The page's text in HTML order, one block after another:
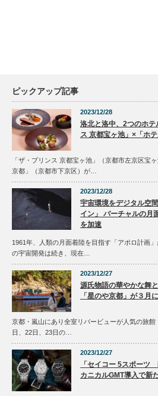
ピックアップ記事
2023/12/28
洛北と洛中、2つのホ
ス 京都宝ヶ池」×「ホ
「ザ・プリンス 京都宝ヶ池」（京都市左京区宝
京都」（京都市下京区）が…
2023/12/28
宇宙環境をデジタル空
イン」 バーチャルの月
を加速
1961年、人類の月面着陸を目指す「アポロ計画
の宇宙開発は続き、現在…
2023/12/27
源氏物語の華やかな舞
「星のや京都」が３月
京都・嵐山にあり全室リバービューが人気の旅館
日、22日、23日の…
2023/12/27
「セイコー 5スポーツ
カニカルGMT導入で新